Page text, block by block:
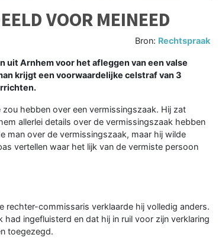
VOOR MEINEED
Bron: Rechtspraak
uit Arnhem voor het afleggen van een valse
krijgt een voorwaardelijke celstraf van 3
hebben over een vermissingszaak. Hij zat
allerlei details over de vermissingszaak hebben
man over de vermissingszaak, maar hij wilde
vertellen waar het lijk van de vermiste persoon
rechter-commissaris verklaarde hij volledig anders.
ingefluisterd en dat hij in ruil voor zijn verklaring
toegezegd.